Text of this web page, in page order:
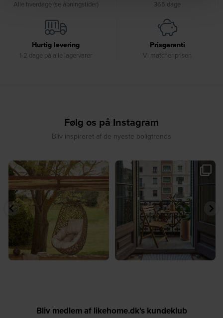
Alle hverdage (se åbningstider) 365 dage
Hurtig levering
1-2 dage på alle lagervarer
Prisgaranti
Vi matcher prisen
Følg os på Instagram
Bliv inspireret af de nyeste boligtrends
☀️ Find dit yndlingssted denne
sommer⁠
...
6 0
🤍 Rå materialer møder tidløst design⁠
...
7 0
Bliv medlem af likehome.dk's kundeklub